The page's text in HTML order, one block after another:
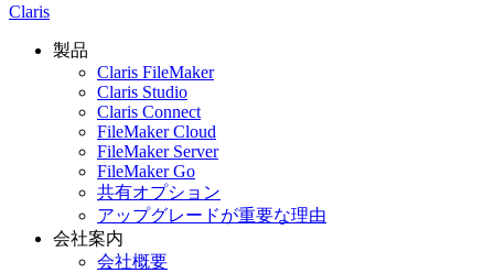
Claris
製品
Claris FileMaker
Claris Studio
Claris Connect
FileMaker Cloud
FileMaker Server
FileMaker Go
共有オプション
アップグレードが重要な理由
会社案内
会社概要